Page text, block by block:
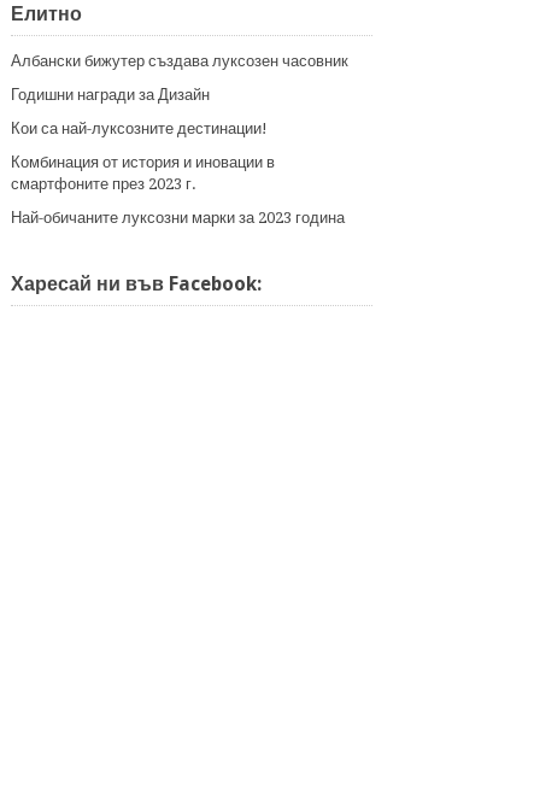
Елитно
Албански бижутер създава луксозен часовник
Годишни награди за Дизайн
Кои са най-луксозните дестинации!
Комбинация от история и иновации в
смартфоните през 2023 г.
Най-обичаните луксозни марки за 2023 година
Харесай ни във Facebook: